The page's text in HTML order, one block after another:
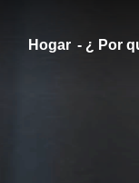
Hogar - ¿ Por